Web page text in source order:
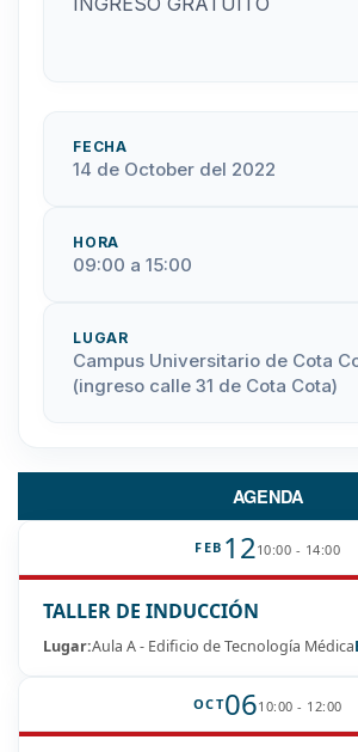
FECHA
14 de October del 2022
HORA
09:00 a 15:00
LUGAR
Campus Universitario de Cota
(ingreso calle 31 de Cota Cota)
AGENDA
FEB 1210:00 - 14:00
TALLER DE INDUCCIÓN
Lugar:Aula A - Edificio de Tecnología Médica
OCT0610:00 - 12:00